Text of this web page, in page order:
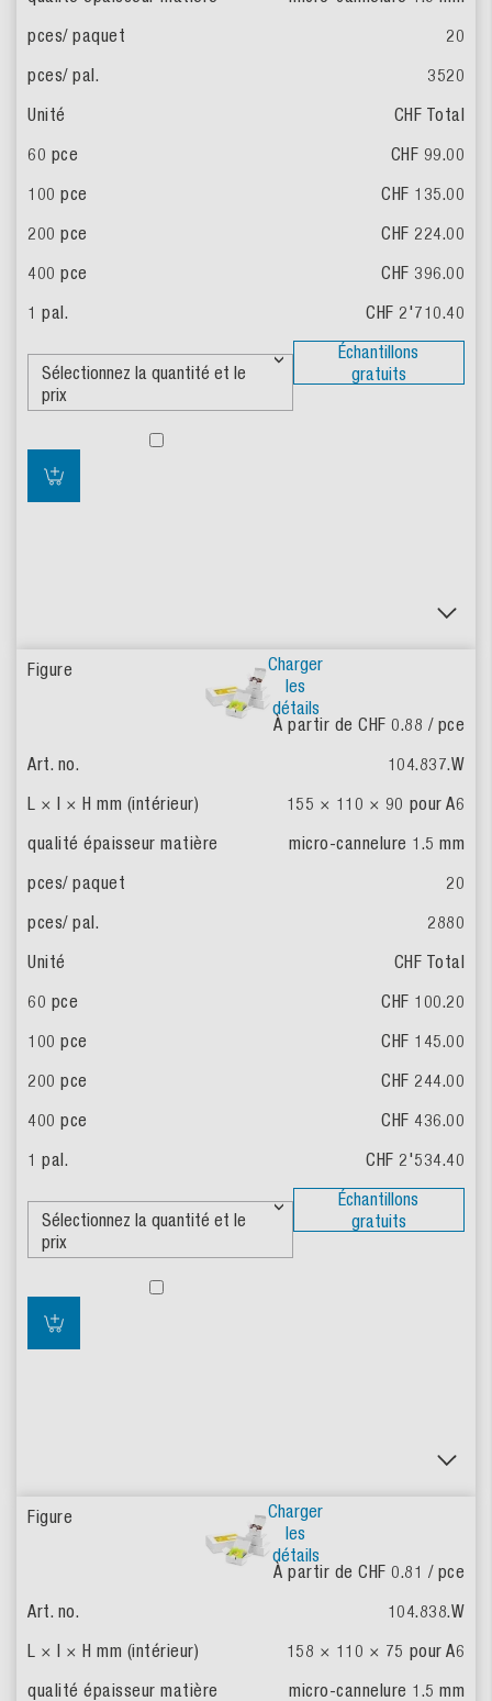
20
3520
CHF Total
CHF 99.00
CHF 135.00
CHF 224.00
CHF 396.00
CHF 2'710.40
Échantillons
gratuits
Charger
les
détails
À partir de CHF 0.88 / pce
104.837.W
155 × 110 × 90 pour A6
micro-cannelure 1.5 mm
20
2880
CHF Total
CHF 100.20
CHF 145.00
CHF 244.00
CHF 436.00
CHF 2'534.40
Échantillons
gratuits
Charger
les
détails
À partir de CHF 0.81 / pce
104.838.W
158 × 110 × 75 pour A6
micro-cannelure 1.5 mm